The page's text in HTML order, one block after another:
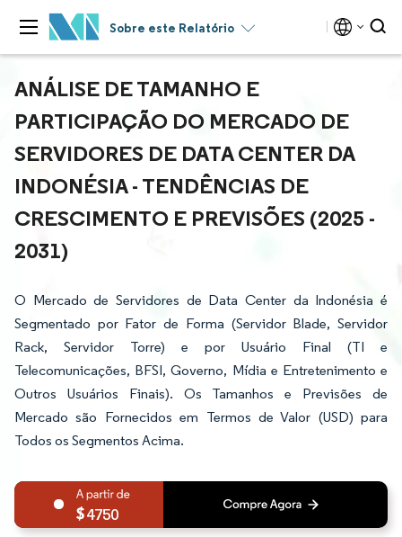
Sobre este Relatório
ANÁLISE DE TAMANHO E
PARTICIPAÇÃO DO MERCADO DE
SERVIDORES DE DATA CENTER DA
INDONÉSIA - TENDÊNCIAS DE
CRESCIMENTO E PREVISÕES (2025 -
2031)
O Mercado de Servidores de Data Center da Indonésia é
Segmentado por Fator de Forma (Servidor Blade, Servidor
Rack, Servidor Torre) e por Usuário Final (TI e
Telecomunicações, BFSI, Governo, Mídia e Entretenimento e
Outros Usuários Finais). Os Tamanhos e Previsões de
Mercado são Fornecidos em Termos de Valor (USD) para
Todos os Segmentos Acima.
4750